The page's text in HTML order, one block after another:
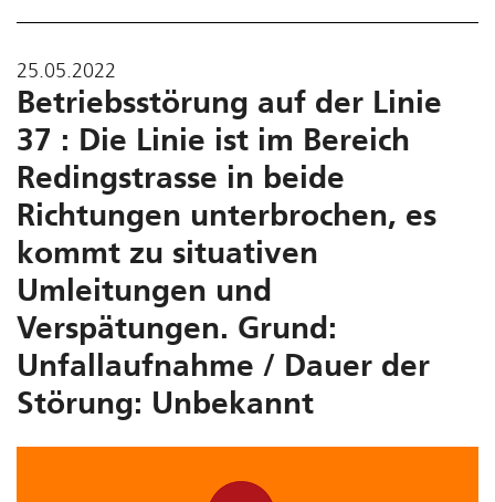
25.05.2022
Betriebsstörung auf der Linie
37 : Die Linie ist im Bereich
Redingstrasse in beide
Richtungen unterbrochen, es
kommt zu situativen
Umleitungen und
Verspätungen. Grund:
Unfallaufnahme / Dauer der
Störung: Unbekannt